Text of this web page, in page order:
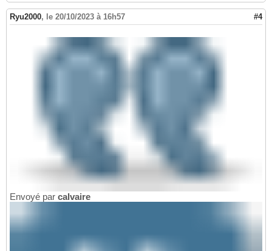
Ryu2000, le 20/10/2023 à 16h57 #4
Envoyé par calvaire